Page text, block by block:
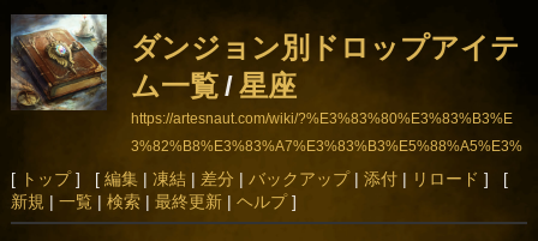
ダンジョン別ドロップアイテ
ム一覧/星座
https://artesnaut.com/wiki/?%E3%83%80%E3%83%B3%E
3%82%B8%E3%83%A7%E3%83%B3%E5%88%A5%E3%
83%89%E3%83%AD%E3%83%83%E3%83%97%E3%8
2%A2%E3%82%A4%E3%83%86%E3%83%A0%E4%B8%
80%E8%A6%A7/%E6%98%9F%E5%BA%A7
[ トップ] [ 編集| 凍結 | 差分 | バックアップ| 添付| リロード ] [
新規 | 一覧| 検索| 最終更新| ヘルプ]